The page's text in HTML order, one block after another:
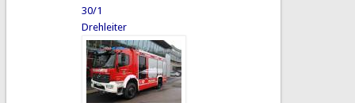
30/1
Drehleiter